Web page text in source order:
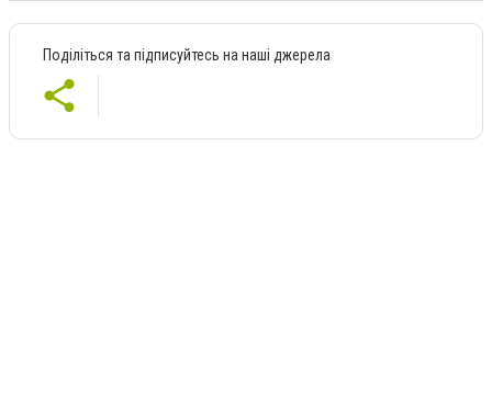
Поділіться та підписуйтесь на наші джерела